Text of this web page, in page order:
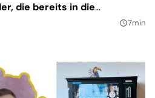
die bereits in die
auch bei den Eltern
wurde eine Petition
zu verschaffen.
query_builder7min